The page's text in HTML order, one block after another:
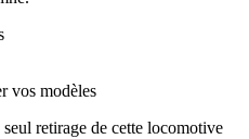
vos modèles
retirage de cette locomotive